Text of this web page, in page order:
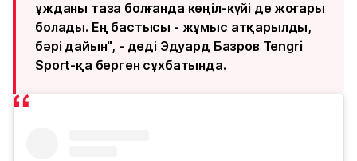
ұжданы таза болғанда көңіл-күйі де жоғары
болады. Ең бастысы - жұмыс атқарылды,
бәрі дайын", - деді Эдуард Базров Tengri
Sport-қа берген сұхбатында.